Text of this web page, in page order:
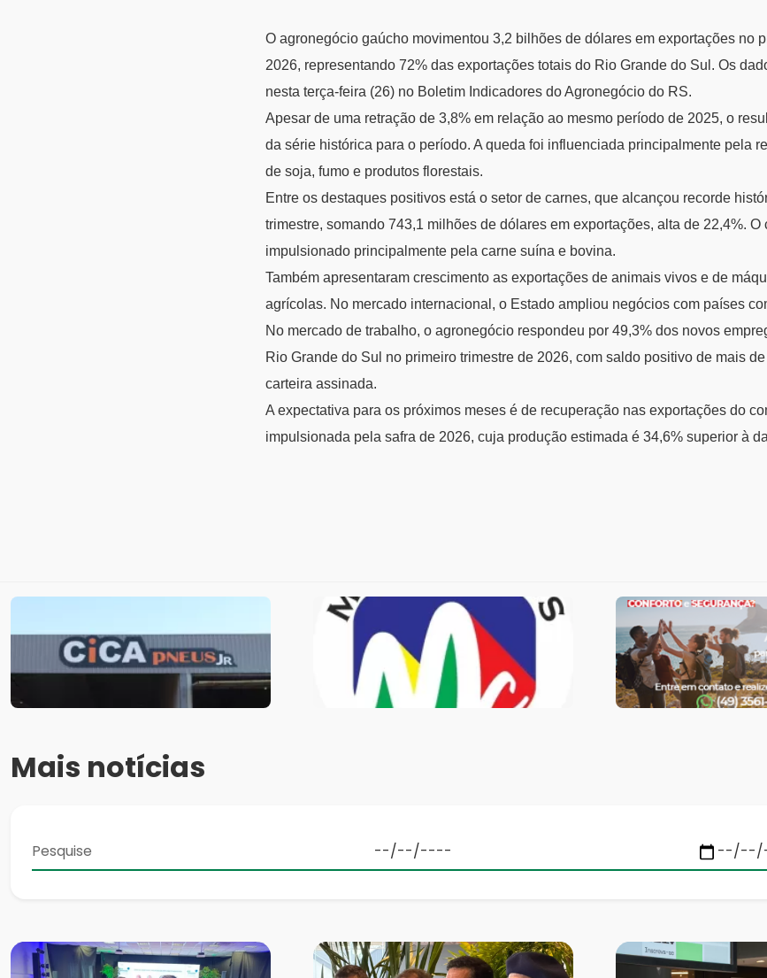
O agronegócio gaúcho movimentou 3,2 bilhões de dólares em exportações no
2026, representando 72% das exportações totais do Rio Grande do Sul. Os
nesta terça-feira (26) no Boletim Indicadores do Agronegócio do RS.
Apesar de uma retração de 3,8% em relação ao mesmo período de 2025, o
da série histórica para o período. A queda foi influenciada principalmente pela
de soja, fumo e produtos florestais.
Entre os destaques positivos está o setor de carnes, que alcançou recorde
trimestre, somando 743,1 milhões de dólares em exportações, alta de 22,4%. O
impulsionado principalmente pela carne suína e bovina.
Também apresentaram crescimento as exportações de animais vivos e de
agrícolas. No mercado internacional, o Estado ampliou negócios com países
No mercado de trabalho, o agronegócio respondeu por 49,3% dos novos
Rio Grande do Sul no primeiro trimestre de 2026, com saldo positivo de mais
carteira assinada.
A expectativa para os próximos meses é de recuperação nas exportações do
impulsionada pela safra de 2026, cuja produção estimada é 34,6% superior à
Mais notícias